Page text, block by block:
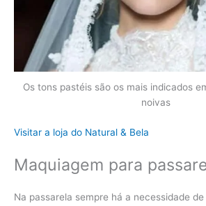
Os tons pastéis são os mais indicados
noivas
Visitar a loja do Natural & Bela
Maquiagem para
Na passarela sempre há a necessidade